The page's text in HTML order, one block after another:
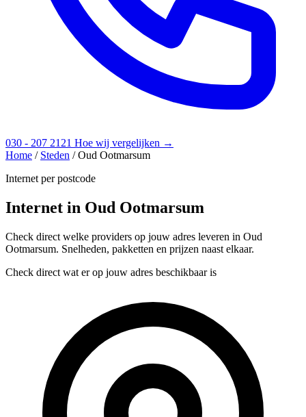
030 - 207 2121 Hoe wij vergelijken →
Home / Steden / Oud Ootmarsum
Internet per postcode
Internet in Oud Ootmarsum
Check direct welke providers op jouw adres leveren in Oud
Ootmarsum. Snelheden, pakketten en prijzen naast elkaar.
Check direct wat er op jouw adres beschikbaar is